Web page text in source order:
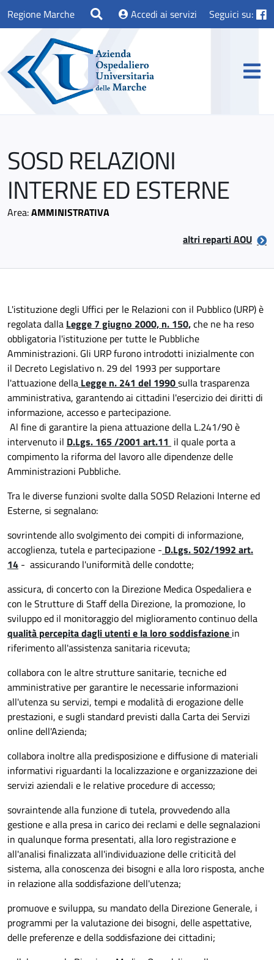
Regione Marche Accedi ai servizi Seguici su:
SOSD RELAZIONI
INTERNE ED ESTERNE
Area:AMMINISTRATIVA
altri reparti AOU
L'istituzione degli Uffici per le Relazioni con il Pubblico (URP) è
regolata dalla Legge 7 giugno 2000, n. 150,che ne ha reso
obbligatoria l'istituzione per tutte le Pubbliche
Amministrazioni. Gli URP furono introdotti inizialmente con
il Decreto Legislativo n. 29 del 1993 per supportare
l'attuazione della Legge n. 241 del 1990sulla trasparenza
amministrativa, garantendo ai cittadini l'esercizio dei diritti di
informazione, accesso e partecipazione.
Al fine di garantire la piena attuazione della L.241/90 è
intervenuto il D.Lgs. 165 /2001 art.11 il quale porta a
compimento la riforma del lavoro alle dipendenze delle
Amministrazioni Pubbliche.
Tra le diverse funzioni svolte dalla SOSD Relazioni Interne ed
Esterne, si segnalano:
sovrintende allo svolgimento dei compiti di informazione,
accoglienza, tutela e partecipazione - D.Lgs. 502/1992 art.
14 - assicurando l'uniformità delle condotte;
assicura, di concerto con la Direzione Medica Ospedaliera e
con le Strutture di Staff della Direzione, la promozione, lo
sviluppo ed il monitoraggio del miglioramento continuo della
qualità percepita dagli utenti e la loro soddisfazione in
riferimento all'assistenza sanitaria ricevuta;
collabora con le altre strutture sanitarie, tecniche ed
amministrative per garantire le necessarie informazioni
all'utenza su servizi, tempi e modalità di erogazione delle
prestazioni, e sugli standard previsti dalla Carta dei Servizi
online dell'Azienda;
collabora inoltre alla predisposizione e diffusione di materiali
informativi riguardanti la localizzazione e organizzazione dei
servizi aziendali e le relative procedure di accesso;
sovraintende alla funzione di tutela, provvedendo alla
gestione e alla presa in carico dei reclami e delle segnalazioni
in qualunque forma presentati, alla loro registrazione e
all'analisi finalizzata all'individuazione delle criticità del
sistema, alla conoscenza dei bisogni e alla loro risposta, anche
in relazione alla soddisfazione dell'utenza;
promuove e sviluppa, su mandato della Direzione Generale, i
programmi per la valutazione dei bisogni, delle aspettative,
delle preferenze e della soddisfazione dei cittadini;